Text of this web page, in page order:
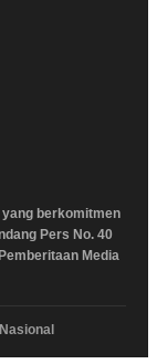
berkomitmen
Pers No. 40
Media